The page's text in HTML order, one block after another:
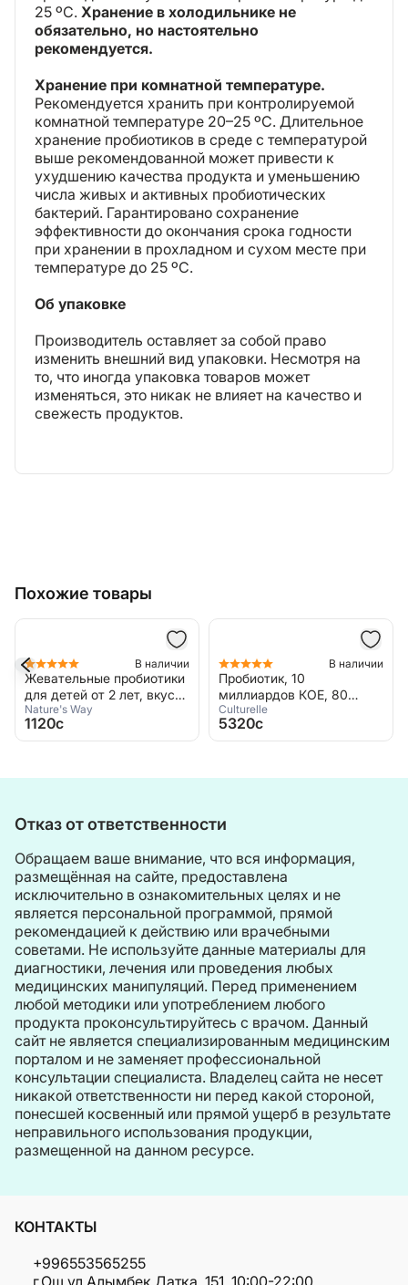
25 ºC. Хранение в холодильнике не
обязательно, но настоятельно
рекомендуется.
Хранение при комнатной температуре.
Рекомендуется хранить при контролируемой
комнатной температуре 20–25 ºC. Длительное
хранение пробиотиков в среде с температурой
выше рекомендованной может привести к
ухудшению качества продукта и уменьшению
числа живых и активных пробиотических
бактерий. Гарантировано сохранение
эффективности до окончания срока годности
при хранении в прохладном и сухом месте при
температуре до 25 ºC.
Об упаковке
Производитель оставляет за собой право
изменить внешний вид упаковки. Несмотря на
то, что иногда упаковка товаров может
изменяться, это никак не влияет на качество и
свежесть продуктов.
Похожие товары
В наличии
Жевательные пробиотики
для детей от 2 лет, вкус
апельсин, 28 мг (3 млрд
КОЕ), 30 жевательных
таблеток, Nature's Way,
Nature's Way
1120c
В наличии
Пробиотик, 10
миллиардов КОЕ, 80
вегетарианских капсул,
Culturelle, Probiotics
Digestive Daily Probiotic
Culturelle
5320c
Отказ от ответственности
Обращаем ваше внимание, что вся информация,
размещённая на сайте, предоставлена
исключительно в ознакомительных целях и не
является персональной программой, прямой
рекомендацией к действию или врачебными
советами. Не используйте данные материалы для
диагностики, лечения или проведения любых
медицинских манипуляций. Перед применением
любой методики или употреблением любого
продукта проконсультируйтесь с врачом. Данный
сайт не является специализированным медицинским
порталом и не заменяет профессиональной
консультации специалиста. Владелец сайта не несет
никакой ответственности ни перед какой стороной,
понесшей косвенный или прямой ущерб в результате
неправильного использования продукции,
размещенной на данном ресурсе.
КОНТАКТЫ
+996553565255
г.Ош ул.Алымбек Датка, 151, 10:00-22:00